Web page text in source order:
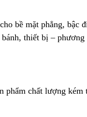
bề mặt phẳng, bậc
thiết bị – phương
phẩm chất lượng kém